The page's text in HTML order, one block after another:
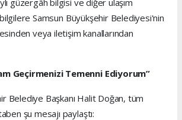
Samsun Büyükşehir Belediyesi'nin
veya iletişim kanallarından
Geçirmenizi Temenni Ediyorum”
Belediye Başkanı Halit Doğan, tüm
şu mesajı paylaştı: